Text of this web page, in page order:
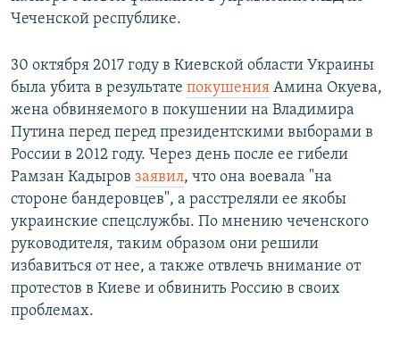
Чеченской республике.
30 октября 2017 году в Киевской области Украины
была убита в результате покушения Амина Окуева,
жена обвиняемого в покушении на Владимира
Путина перед перед президентскими выборами в
России в 2012 году. Через день после ее гибели
Рамзан Кадыров заявил, что она воевала "на
стороне бандеровцев", а расстреляли ее якобы
украинские спецслужбы. По мнению чеченского
руководителя, таким образом они решили
избавиться от нее, а также отвлечь внимание от
протестов в Киеве и обвинить Россию в своих
проблемах.